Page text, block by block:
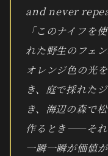
and never
「このナイフ
れた野生のフェ
オレンジ色の光
き、庭で採れた
き、海辺の森で
作るとき——それ
一瞬一瞬が価値